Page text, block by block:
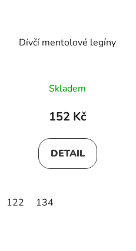
Dívčí mentolové legíny
Skladem
152 Kč
DETAIL
122 134